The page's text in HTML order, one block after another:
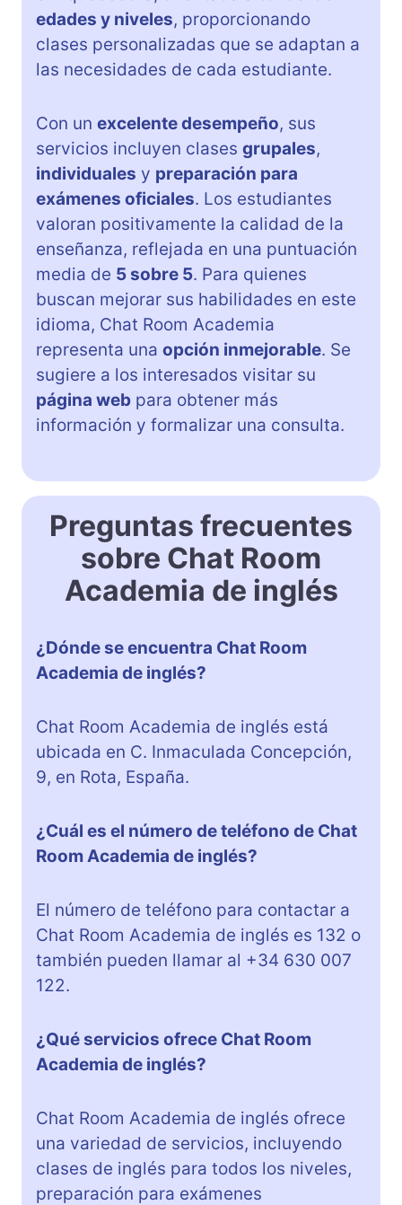
edades y niveles, proporcionando
clases personalizadas que se adaptan a
las necesidades de cada estudiante.
Con un excelente desempeño, sus
servicios incluyen clases grupales,
individuales y preparación para
exámenes oficiales. Los estudiantes
valoran positivamente la calidad de la
enseñanza, reflejada en una puntuación
media de 5 sobre 5. Para quienes
buscan mejorar sus habilidades en este
idioma, Chat Room Academia
representa una opción inmejorable. Se
sugiere a los interesados visitar su
página web para obtener más
información y formalizar una consulta.
Preguntas frecuentes
sobre Chat Room
Academia de inglés
¿Dónde se encuentra Chat Room
Academia de inglés?
Chat Room Academia de inglés está
ubicada en C. Inmaculada Concepción,
9, en Rota, España.
¿Cuál es el número de teléfono de Chat
Room Academia de inglés?
El número de teléfono para contactar a
Chat Room Academia de inglés es 132 o
también pueden llamar al +34 630 007
122.
¿Qué servicios ofrece Chat Room
Academia de inglés?
Chat Room Academia de inglés ofrece
una variedad de servicios, incluyendo
clases de inglés para todos los niveles,
preparación para exámenes